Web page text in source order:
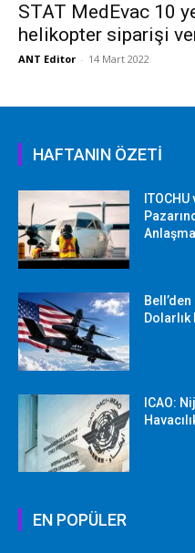
STAT MedEvac 10
helikopter siparişi
ANT Editor - 14 Mart 2022
HAFTANIN ÖZETİ
Anlaşma
ICAO:
EN POPÜLER